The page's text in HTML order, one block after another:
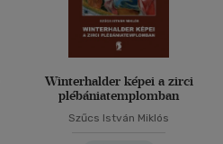
Winterhalder képei a zirci
plébániatemplomban
Szűcs István Miklós